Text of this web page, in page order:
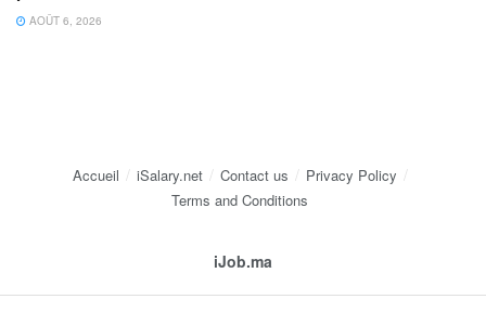
AOÛT 6, 2026
Accueil iSalary.net Contact us
Privacy Policy
Terms and Conditions
iJob.ma